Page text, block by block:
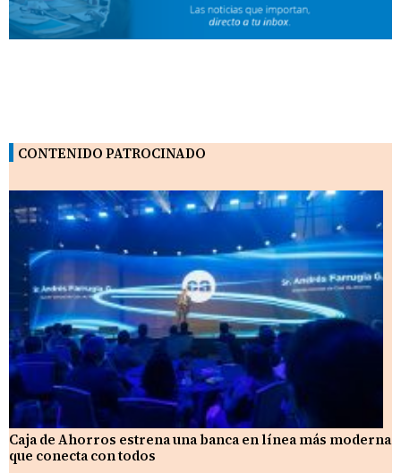
CONTENIDO PATROCINADO
Caja de Ahorros estrena una banca en línea más moderna
que conecta con todos